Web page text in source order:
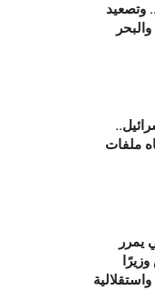
وتصعيد
ملفات
يمرر